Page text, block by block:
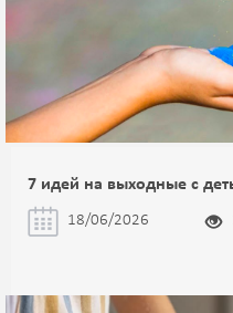
7 идей на выходные с
18/06/2026